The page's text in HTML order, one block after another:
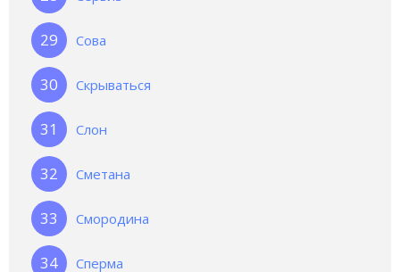
Сова
Скрываться
Слон
Сметана
Смородина
Сперма